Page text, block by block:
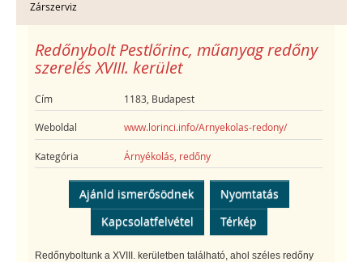
Zárszerviz
Redőnybolt Pestlőrinc, műanyag redőny
szerelés XVIII. kerület
Cím 1183, Budapest
Weboldal www.lorinci.info/Arnyekolas-redony/
Kategória Árnyékolás, redőny
Ajánld ismerősödnek
Nyomtatás
Kapcsolatfelvétel
Térkép
Redőnyboltunk a XVIII. kerületben található, ahol széles redőny